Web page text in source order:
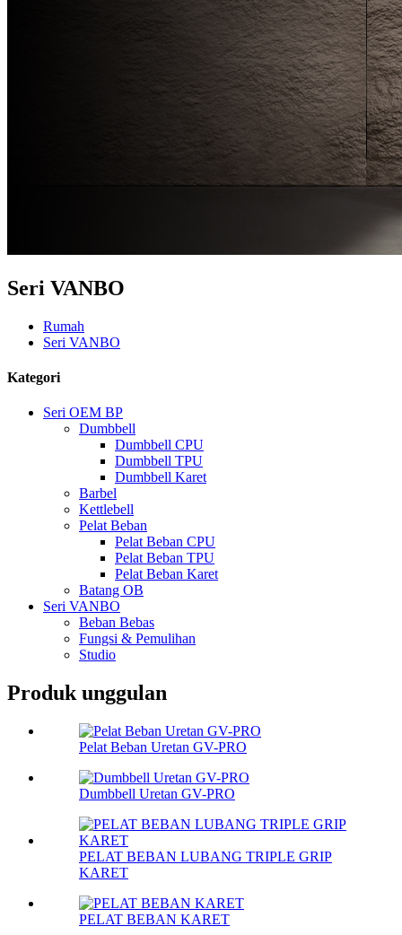
Seri VANBO
Rumah
Seri VANBO
Kategori
Seri OEM BP
Dumbbell
Dumbbell CPU
Dumbbell TPU
Dumbbell Karet
Barbel
Kettlebell
Pelat Beban
Pelat Beban CPU
Pelat Beban TPU
Pelat Beban Karet
Batang OB
Seri VANBO
Beban Bebas
Fungsi & Pemulihan
Studio
Produk unggulan
Pelat Beban Uretan GV-PRO
Dumbbell Uretan GV-PRO
PELAT BEBAN LUBANG TRIPLE GRIP
KARET
PELAT BEBAN KARET